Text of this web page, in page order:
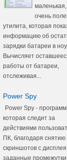
очень
утилита, которая
информацию об
зарядки батареи в
Вычисляет
работы от батареи,
отслеживая...
Power Spy
Power Spy -
которая следит за
действиями
ПК, благодаря снятию
скриншотов с
заданные промежутки